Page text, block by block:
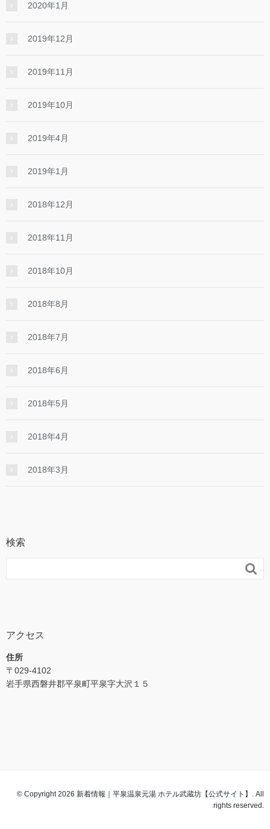
2020年1月
2019年12月
2019年11月
2019年10月
2019年4月
2019年1月
2018年12月
2018年11月
2018年10月
2018年8月
2018年7月
2018年6月
2018年5月
2018年4月
2018年3月
検索

アクセス
住所
〒029-4102
岩手県西磐井郡平泉町平泉字大沢１５
© Copyright 2026 新着情報｜平泉温泉元湯 ホテル武蔵坊【公式サイト】. All
rights reserved.